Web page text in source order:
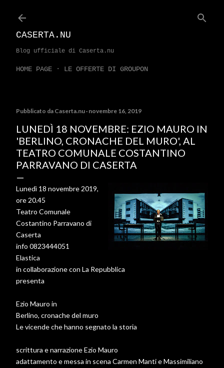
CASERTA.NU
Blog ufficiale di Caserta.nu
HOME PAGE LE OFFERTE DI GROUPON
Pubblicato da Caserta.nu novembre 16, 2019
LUNEDÌ 18 NOVEMBRE: EZIO MAURO IN
'BERLINO, CRONACHE DEL MURO', AL
TEATRO COMUNALE COSTANTINO
PARRAVANO DI CASERTA
Lunedì 18 novembre 2019,
ore 20.45
Teatro Comunale
Costantino Parravano di
Caserta
info 0823444051
Elastica
in collaborazione con La Repubblica
presenta
Ezio Mauro in
Berlino, cronache del muro
Le vicende che hanno segnato la storia
scrittura e narrazione Ezio Mauro
adattamento e messa in scena Carmen Manti e Massimiliano